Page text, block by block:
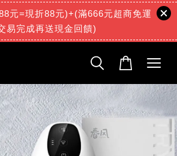
元=現折88元)+(滿666元超商免運
易完成再送現金回饋)